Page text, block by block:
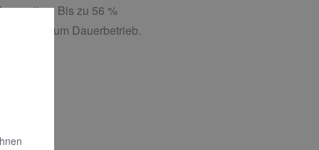
Bis zu 56 %
zum Dauerbetrieb.